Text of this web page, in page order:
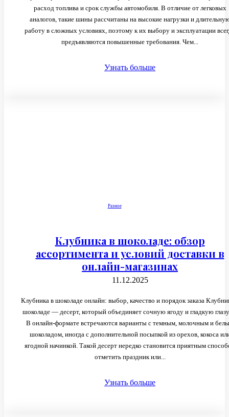
расход топлива и срок службы автомобиля. В отличие от легковых
аналогов, такие шины рассчитаны на высокие нагрузки и
работу в сложных условиях, поэтому к их выбору и эксплуатации
предъявляются повышенные требования. Чем...
Узнать больше
Разное
Клубника в шоколаде: обзор
ассортимента и условий доставки в
онлайн-магазинах
11.12.2025
Клубника в шоколаде онлайн: выбор, качество и порядок заказа
шоколаде — десерт, который объединяет сочную ягоду и гладкую
В онлайн-формате встречаются варианты с темным, молочным и
шоколадом, иногда с дополнительной посыпкой из орехов, кокоса
ягодной начинкой. Такой десерт нередко становится приятным
отметить праздник или...
Узнать больше